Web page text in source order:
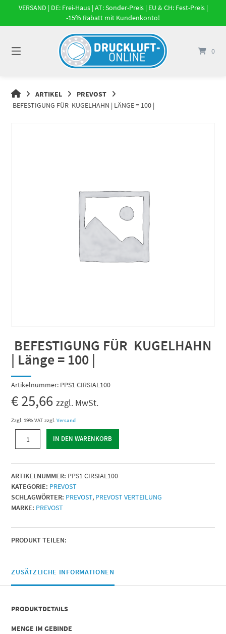
Springe
Inhalt
VERSAND | DE: Frei-Haus | AT: Sonder-Preis | EU & CH: Fest-Preis |
-15% Rabatt mit Kundenkonto!
0
DRUCKLUFT-
ONLINE
ARTIKEL
PREVOST
BEFESTIGUNG FÜR KUGELHAHN | LÄNGE = 100 |
BEFESTIGUNG FÜR KUGELHAHN
| Länge = 100 |
Artikelnummer: PPS1 CIRSIAL100
€25,66 zzgl. MwSt.
Zzgl. 19% VAT zzgl.Versand
|
Länge
=
100
|
IN DEN WARENKORB
ARTIKELNUMMER: PPS1 CIRSIAL100
KATEGORIE: PREVOST
SCHLAGWÖRTER: PREVOST, PREVOST VERTEILUNG
MARKE: PREVOST
PRODUKT TEILEN:
ZUSÄTZLICHE INFORMATIONEN
PRODUKTDETAILS
MENGE IM GEBINDE